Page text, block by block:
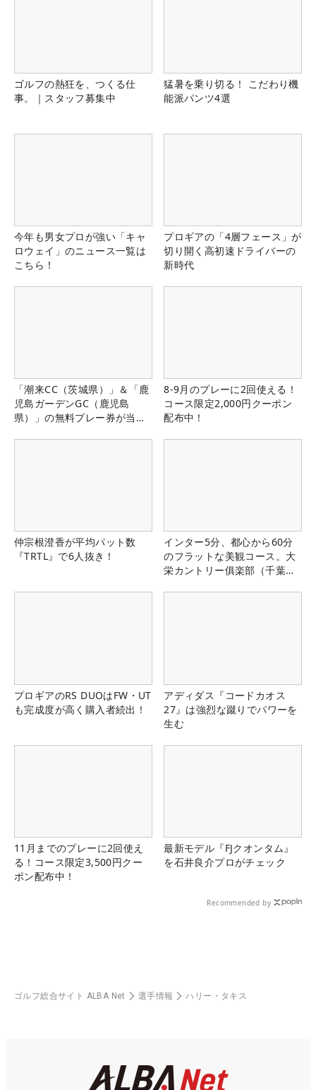
ゴルフの熱狂を、つくる仕
事。｜スタッフ募集中
猛暑を乗り切る！ こだわり機
能派パンツ4選
今年も男女プロが強い「キャ
ロウェイ」のニュース一覧は
こちら！
プロギアの「4層フェース」が
切り開く高初速ドライバーの
新時代
「潮来CC（茨城県）」＆「鹿
児島ガーデンGC（鹿児島
県）」の無料プレー券が当た
8-9月のプレーに2回使える！
コース限定2,000円クーポン
配布中！
仲宗根澄香が平均パット数
『TRTL』で6人抜き！
インター5分、都心から60分
のフラットな美観コース。大
栄カントリー俱楽部（千葉
プロギアのRS DUOはFW・UT
も完成度が高く購入者続出！
アディダス『コードカオス
27』は強烈な蹴りでパワーを
生む
11月までのプレーに2回使え
る！コース限定3,500円クー
ポン配布中！
最新モデル『FJクオンタム』
を石井良介プロがチェック
Recommended by
ゴルフ総合サイト ALBA Net 選手情報 ハリー・タキス